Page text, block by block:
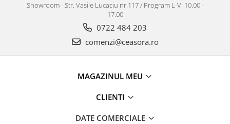
Showroom - Str. Vasile Lucaciu nr.117 / Program L-V: 10.00 -
17.00
0722 484 203
comenzi@ceasora.ro
MAGAZINUL MEU
CLIENTI
DATE COMERCIALE